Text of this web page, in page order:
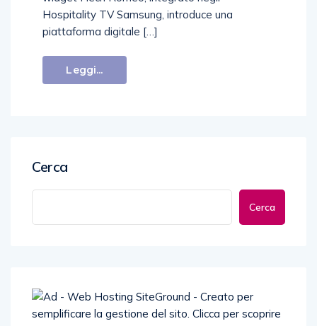
Hospitality TV Samsung, introduce una
piattaforma digitale […]
Leggi...
Cerca
Cerca